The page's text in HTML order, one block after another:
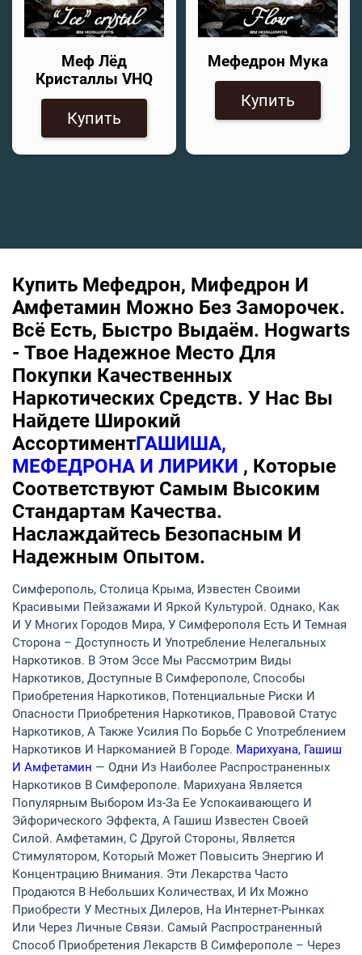
Меф Лёд
Кристаллы VHQ
Купить
Мефедрон Мука
Купить
Купить Мефедрон, Мифедрон И
Амфетамин Можно Без Заморочек.
Всё Есть, Быстро Выдаём. Hogwarts
- Твое Надежное Место Для
Покупки Качественных
Наркотических Средств. У Нас Вы
Найдете Широкий
АссортиментГАШИША,
МЕФЕДРОНА И ЛИРИКИ , Которые
Соответствуют Самым Высоким
Стандартам Качества.
Наслаждайтесь Безопасным И
Надежным Опытом.
Симферополь, Столица Крыма, Известен Своими
Красивыми Пейзажами И Яркой Культурой. Однако, Как
И У Многих Городов Мира, У Симферополя Есть И Темная
Сторона – Доступность И Употребление Нелегальных
Наркотиков. В Этом Эссе Мы Рассмотрим Виды
Наркотиков, Доступные В Симферополе, Способы
Приобретения Наркотиков, Потенциальные Риски И
Опасности Приобретения Наркотиков, Правовой Статус
Наркотиков, А Также Усилия По Борьбе С Употреблением
Наркотиков И Наркоманией В Городе. Марихуана, Гашиш
И Амфетамин — Одни Из Наиболее Распространенных
Наркотиков В Симферополе. Марихуана Является
Популярным Выбором Из-За Ее Успокаивающего И
Эйфорического Эффекта, А Гашиш Известен Своей
Силой. Амфетамин, С Другой Стороны, Является
Стимулятором, Который Может Повысить Энергию И
Концентрацию Внимания. Эти Лекарства Часто
Продаются В Небольших Количествах, И Их Можно
Приобрести У Местных Дилеров, На Интернет-Рынках
Или Через Личные Связи. Самый Распространенный
Способ Приобретения Лекарств В Симферополе – Через